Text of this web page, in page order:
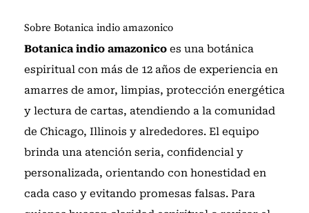
Sobre Botanica indio amazonico
Botanica indio amazonicoes una botánica
espiritual con más de 12 años de experiencia en
amarres de amor, limpias, protección energética
y lectura de cartas, atendiendo a la comunidad
de Chicago, Illinois y alrededores. El equipo
brinda una atención seria, confidencial y
personalizada, orientando con honestidad en
cada caso y evitando promesas falsas. Para